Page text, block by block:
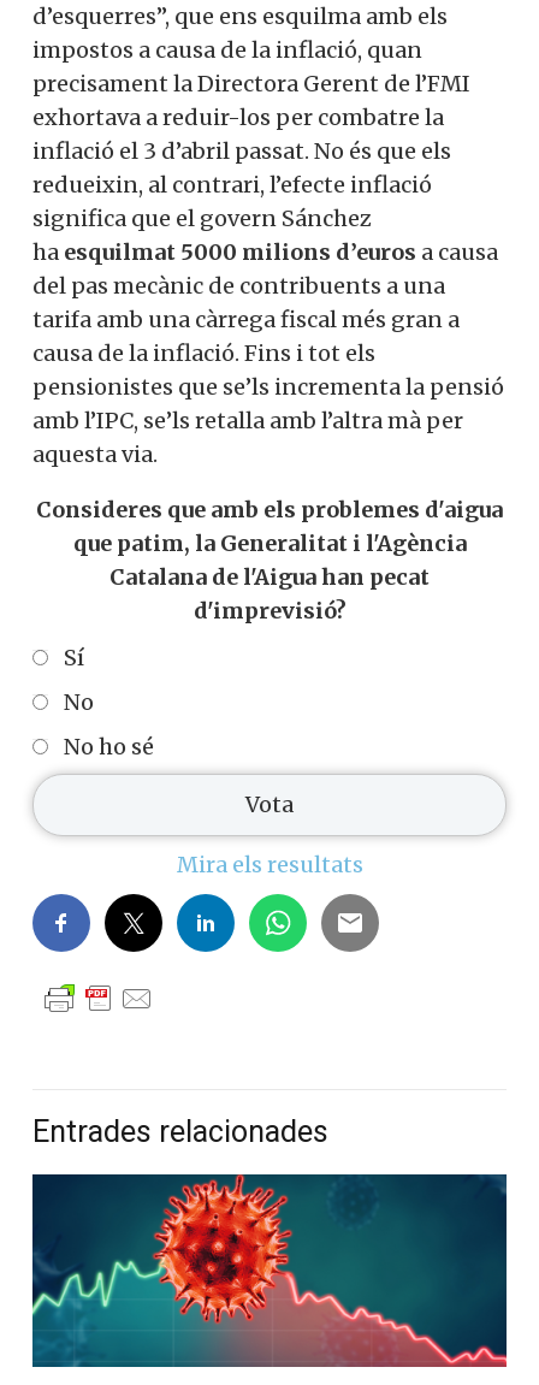
d’esquerres”, que ens esquilma amb els
impostos a causa de la inflació, quan
precisament la Directora Gerent de l’FMI
exhortava a reduir-los per combatre la
inflació el 3 d’abril passat. No és que els
redueixin, al contrari, l’efecte inflació
significa que el govern Sánchez
ha esquilmat 5000 milions d’euros a causa
del pas mecànic de contribuents a una
tarifa amb una càrrega fiscal més gran a
causa de la inflació. Fins i tot els
pensionistes que se’ls incrementa la pensió
amb l’IPC, se’ls retalla amb l’altra mà per
aquesta via.
Consideres que amb els problemes d'aigua
que patim, la Generalitat i l'Agència
Catalana de l'Aigua han pecat
d'imprevisió?
Sí
No
No ho sé
Mira els resultats
Entrades relacionades